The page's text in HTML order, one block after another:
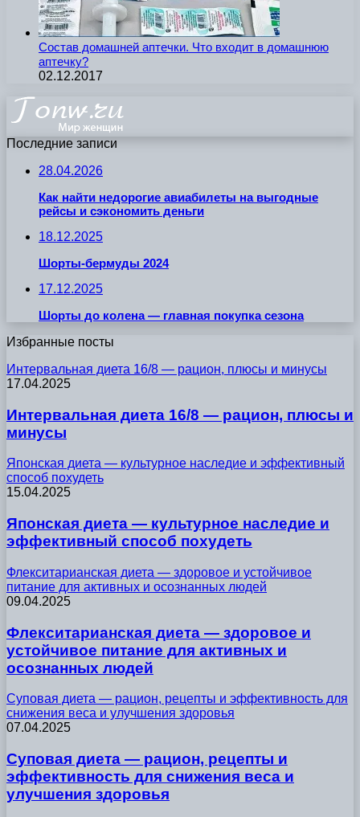
Состав домашней аптечки. Что входит в домашнюю
аптечку?
02.12.2017
Последние записи
28.04.2026
Как найти недорогие авиабилеты на выгодные
рейсы и сэкономить деньги
18.12.2025
Шорты-бермуды 2024
17.12.2025
Шорты до колена — главная покупка сезона
Избранные посты
Интервальная диета 16/8 — рацион, плюсы и минусы
17.04.2025
Интервальная диета 16/8 — рацион, плюсы и
минусы
Японская диета — культурное наследие и эффективный
способ похудеть
15.04.2025
Японская диета — культурное наследие и
эффективный способ похудеть
Флекситарианская диета — здоровое и устойчивое
питание для активных и осознанных людей
09.04.2025
Флекситарианская диета — здоровое и
устойчивое питание для активных и
осознанных людей
Суповая диета — рацион, рецепты и эффективность для
снижения веса и улучшения здоровья
07.04.2025
Суповая диета — рацион, рецепты и
эффективность для снижения веса и
улучшения здоровья